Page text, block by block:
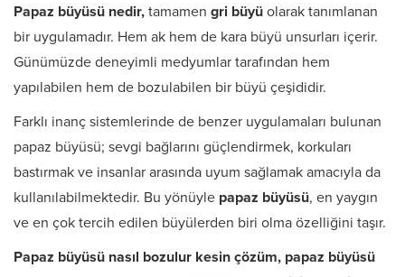
Papaz büyüsü nedir, tamamen gri büyü olarak tanımlanan
bir uygulamadır. Hem ak hem de kara büyü unsurları içerir.
Günümüzde deneyimli medyumlar tarafından hem
yapılabilen hem de bozulabilen bir büyü çeşididir.
Farklı inanç sistemlerinde de benzer uygulamaları bulunan
papaz büyüsü; sevgi bağlarını güçlendirmek, korkuları
bastırmak ve insanlar arasında uyum sağlamak amacıyla da
kullanılabilmektedir. Bu yönüyle papaz büyüsü, en yaygın
ve en çok tercih edilen büyülerden biri olma özelliğini taşır.
Papaz büyüsü nasıl bozulur kesin çözüm, papaz büyüsü